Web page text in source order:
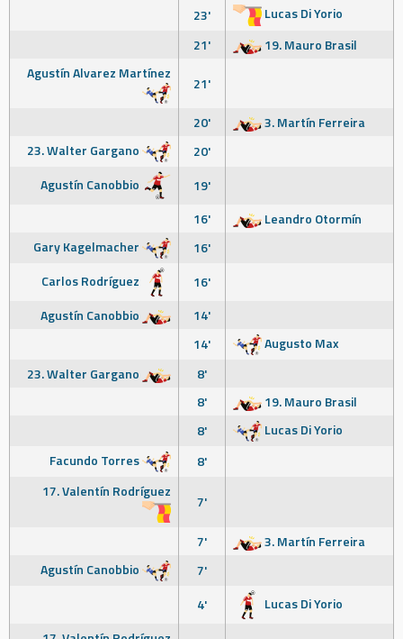
23'
Lucas Di Yorio
21'
19. Mauro Brasil
Agustín Alvarez Martínez
21'
20'
3. Martín Ferreira
23. Walter Gargano
20'
Agustín Canobbio
19'
16'
Leandro Otormín
Gary Kagelmacher
16'
Carlos Rodríguez
16'
Agustín Canobbio
14'
14'
Augusto Max
23. Walter Gargano
8'
8'
19. Mauro Brasil
8'
Lucas Di Yorio
Facundo Torres
8'
17. Valentín Rodríguez
7'
7'
3. Martín Ferreira
Agustín Canobbio
7'
4'
Lucas Di Yorio